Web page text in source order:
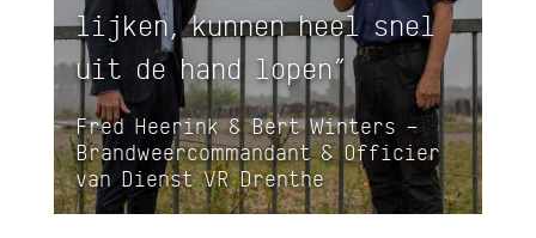
lijken, kunnen heel snel
uit de hand lopen”
Fred Heerink & Bert Winters –
Brandweercommandant & Officier
van Dienst VR Drenthe